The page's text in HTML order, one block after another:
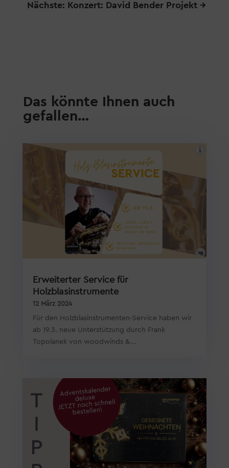
Nächste: Konzert: David Bender Projekt →
Das könnte Ihnen auch
gefallen…
Erweiterter Service für
Holzblasinstrumente
12 März 2024
Für den Holzblasinstrumenten-Service haben wir
ab 19.3. neue Unterstützung durch Frank
Topolanek von woodwinds &...